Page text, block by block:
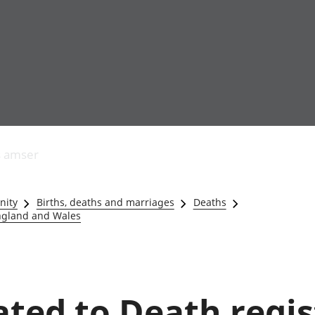
amgylcheddol
Llwodraeth, y sector
cyhoeddus a threthi
Mynegeion
Lles
amser
Births, deaths and marriages
Deaths
and Wales